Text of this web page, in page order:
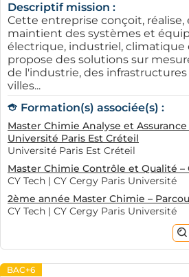
Descriptif mission :
Cette entreprise conçoit, réalise,
maintient des systèmes et
électrique, industriel, climatique
propose des solutions sur
de l'industrie, des infrastructures
villes...
Formation(s) associée(s) :
Master Chimie Analyse et
Université Paris Est Créteil
Université Paris Est Créteil
Master Chimie Contrôle et Qualité –
CY Tech | CY Cergy Paris Université
2ème année Master Chimie –
CY Tech | CY Cergy Paris Université
BAC+6